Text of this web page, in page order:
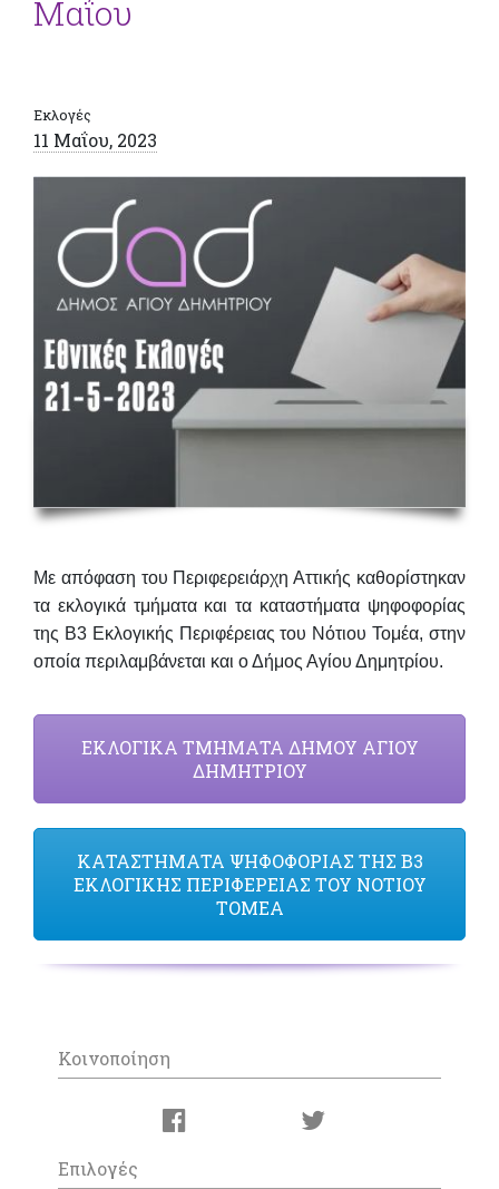
Μαΐου
Εκλογές
11 Μαΐου, 2023
Με απόφαση του Περιφερειάρχη Αττικής καθορίστηκαν
τα εκλογικά τμήματα και τα καταστήματα ψηφοφορίας
της Β3 Εκλογικής Περιφέρειας του Νότιου Τομέα, στην
οποία περιλαμβάνεται και ο Δήμος Αγίου Δημητρίου.
ΕΚΛΟΓΙΚΑ ΤΜΗΜΑΤΑ ΔΗΜΟΥ ΑΓΙΟΥ
ΔΗΜΗΤΡΙΟΥ
ΚΑΤΑΣΤΗΜΑΤΑ ΨΗΦΟΦΟΡΙΑΣ ΤΗΣ Β3
ΕΚΛΟΓΙΚΗΣ ΠΕΡΙΦΕΡΕΙΑΣ ΤΟΥ ΝΟΤΙΟΥ
ΤΟΜΕΑ
Κοινοποίηση
Επιλογές